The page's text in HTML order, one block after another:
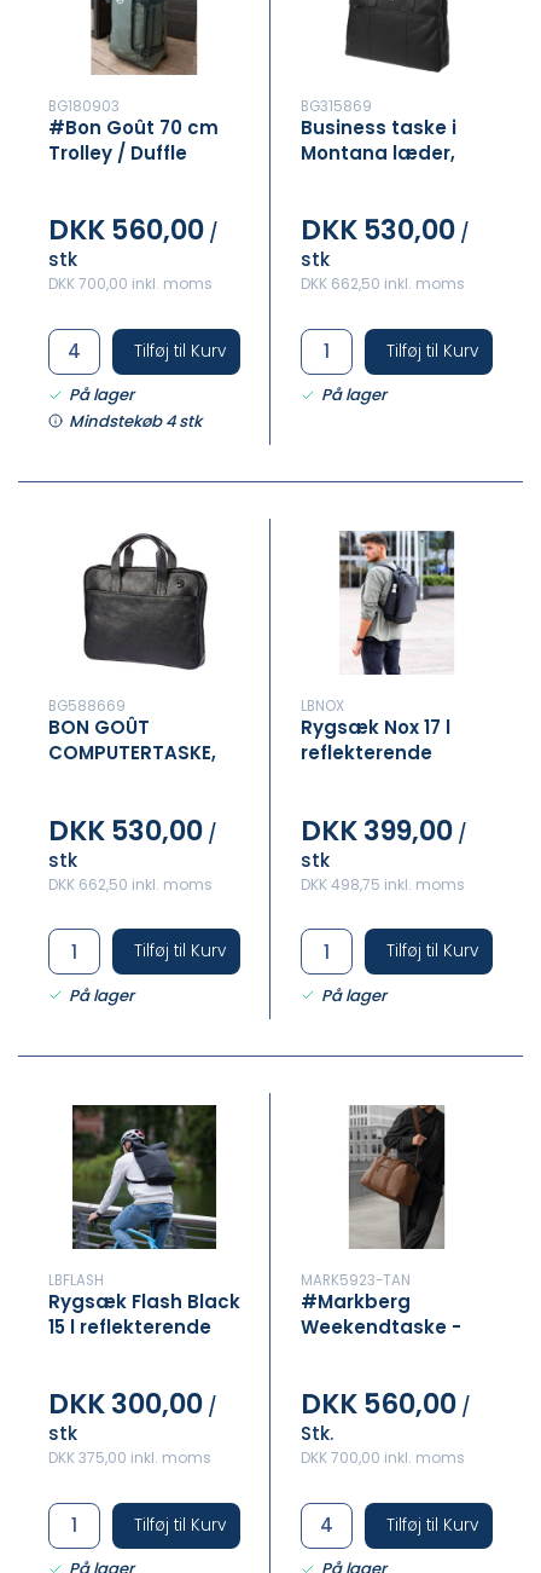
BG180903
#Bon Goût 70 cm
Trolley / Duffle
DKK 560,00 /
stk
DKK 700,00 inkl. moms
Tilføj til Kurv
På lager
Mindstekøb 4 stk
BG315869
Business taske i
Montana læder,
DKK 530,00 /
stk
DKK 662,50 inkl. moms
Tilføj til Kurv
På lager
BG588669
BON GOÛT
COMPUTERTASKE,
DKK 530,00 /
stk
DKK 662,50 inkl. moms
Tilføj til Kurv
På lager
LBNOX
Rygsæk Nox 17 l
reflekterende
DKK 399,00 /
stk
DKK 498,75 inkl. moms
Tilføj til Kurv
På lager
LBFLASH
Rygsæk Flash Black
15 l reflekterende
DKK 300,00 /
stk
DKK 375,00 inkl. moms
Tilføj til Kurv
MARK5923-TAN
#Markberg
Weekendtaske -
DKK 560,00 /
Stk.
DKK 700,00 inkl. moms
Tilføj til Kurv